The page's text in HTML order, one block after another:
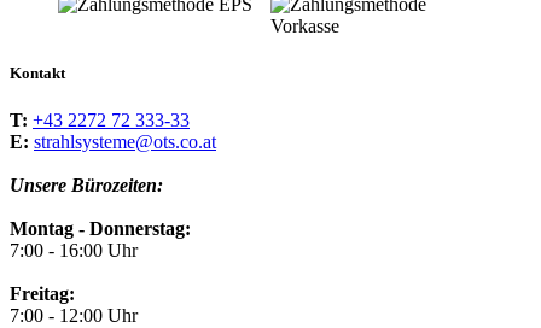
Kontakt
T: +43 2272 72 333-33
E: strahlsysteme@ots.co.at
Unsere Bürozeiten:
Montag - Donnerstag:
7:00 - 16:00 Uhr
Freitag:
7:00 - 12:00 Uhr